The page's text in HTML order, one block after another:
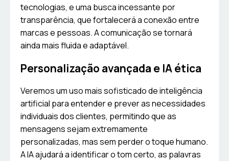
tecnologias, e uma busca incessante por
transparência, que fortalecerá a conexão entre
marcas e pessoas. A comunicação se tornará
ainda mais fluida e adaptável.
Personalização avançada e IA ética
Veremos um uso mais sofisticado de inteligência
artificial para entender e prever as necessidades
individuais dos clientes, permitindo que as
mensagens sejam extremamente
personalizadas, mas sem perder o toque humano.
A IA ajudará a identificar o tom certo, as palavras